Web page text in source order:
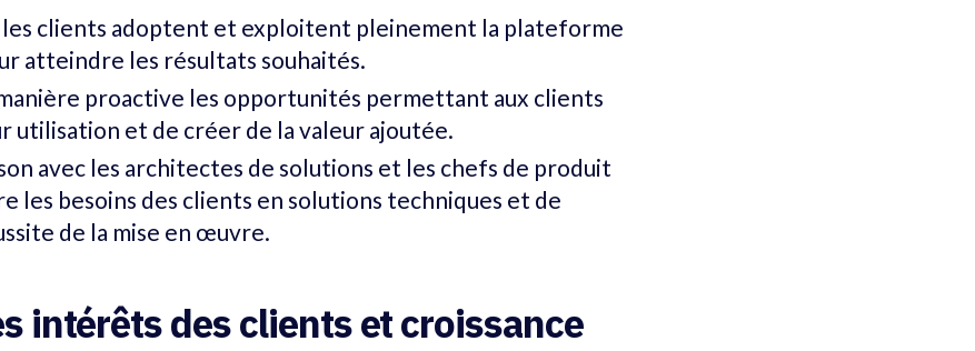
les clients adoptent et exploitent pleinement la plateforme
atteindre les résultats souhaités.
proactive les opportunités permettant aux clients
utilisation et de créer de la valeur ajoutée.
avec les architectes de solutions et les chefs de produit
les besoins des clients en solutions techniques et de
de la mise en œuvre.
intérêts des clients et croissance